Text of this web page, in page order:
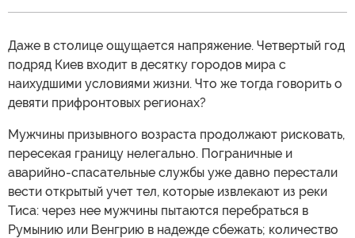
Даже в столице ощущается напряжение. Четвертый год
подряд Киев входит в десятку городов мира с
наихудшими условиями жизни. Что же тогда говорить о
девяти прифронтовых регионах?
Мужчины призывного возраста продолжают рисковать,
пересекая границу нелегально. Пограничные и
аварийно-спасательные службы уже давно перестали
вести открытый учет тел, которые извлекают из реки
Тиса: через нее мужчины пытаются перебраться в
Румынию или Венгрию в надежде сбежать; количество